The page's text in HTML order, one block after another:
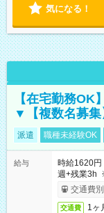
気になる！
【在宅勤務OK
▼【複数名募集
派遣 職種未経験OK
給与
時給1620
週+残業3h
交通費
交通費 1ヶ